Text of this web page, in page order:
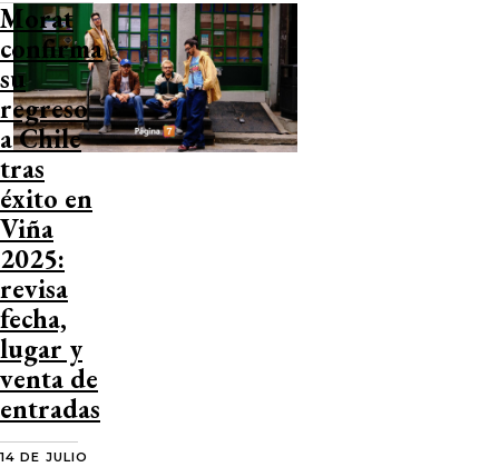
Morat
confirma
su
regreso
a Chile
tras
éxito en
Viña
2025:
revisa
fecha,
lugar y
venta de
entradas
14 DE JULIO